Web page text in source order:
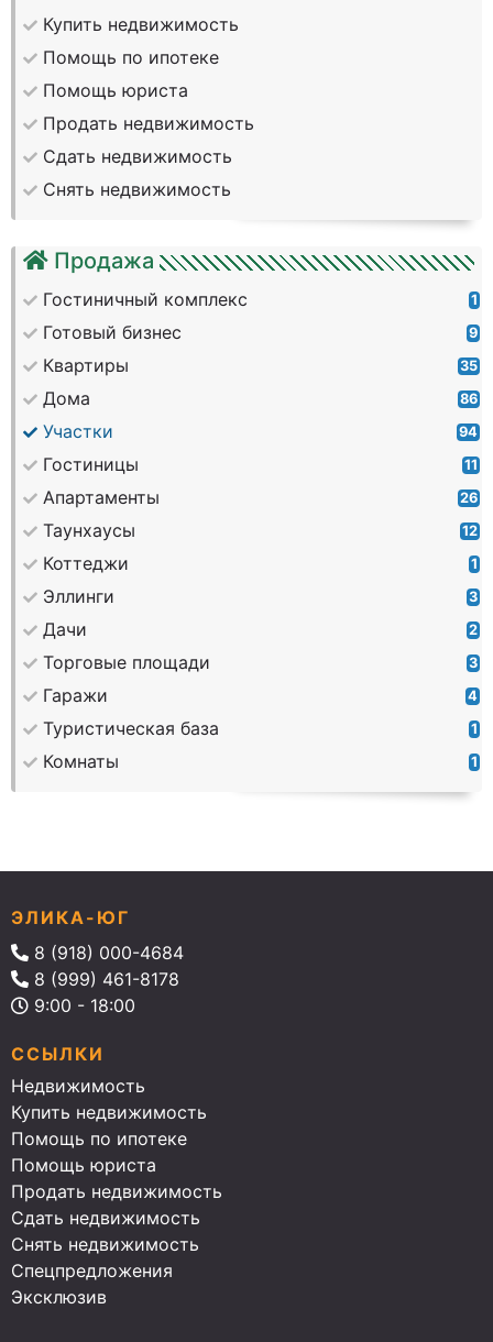
Купить недвижимость
Помощь по ипотеке
Помощь юриста
Продать недвижимость
Сдать недвижимость
Снять недвижимость
Продажа
Гостиничный комплекс 1
Готовый бизнес 9
Квартиры 35
Дома 86
Участки 94
Гостиницы 11
Апартаменты 26
Таунхаусы 12
Коттеджи 1
Эллинги 3
Дачи 2
Торговые площади 3
Гаражи 4
Туристическая база 1
Комнаты 1
ЭЛИКА-ЮГ
8 (918) 000-4684
8 (999) 461-8178
9:00 - 18:00
ССЫЛКИ
Недвижимость
Купить недвижимость
Помощь по ипотеке
Помощь юриста
Продать недвижимость
Сдать недвижимость
Снять недвижимость
Спецпредложения
Эксклюзив